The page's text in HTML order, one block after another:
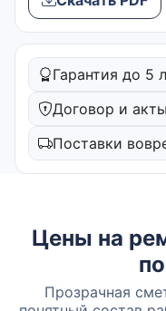
Гарантия до 5
Договор и акты
Поставки
Цены на
Прозрачная